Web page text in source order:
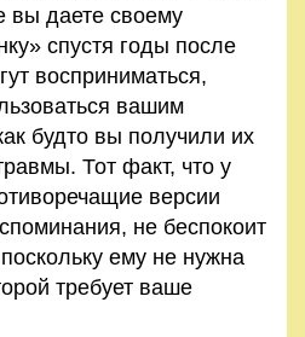
вы даете своему
спустя годы после
восприниматься,
вашим
будто вы получили их
Тот факт, что у
версии
не беспокоит
ему не нужна
требует ваше